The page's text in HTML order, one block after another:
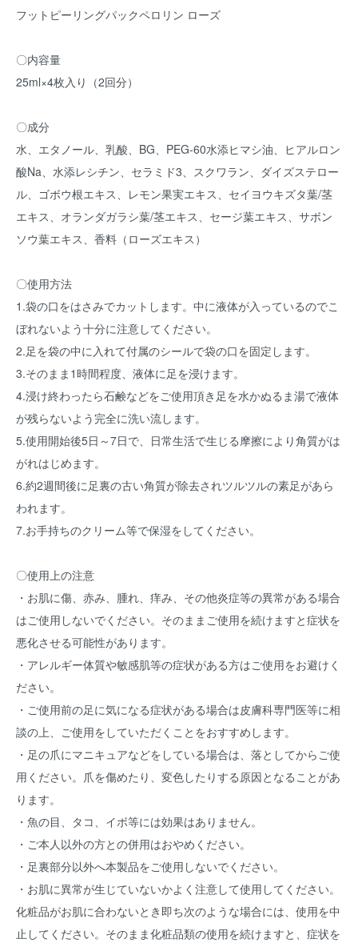
フットピーリングパックペロリン ローズ
〇内容量
25ml×4枚入り（2回分）
〇成分
水、エタノール、乳酸、BG、PEG-60水添ヒマシ油、ヒアルロン
酸Na、水添レシチン、セラミド3、スクワラン、ダイズステロー
ル、ゴボウ根エキス、レモン果実エキス、セイヨウキズタ葉/茎
エキス、オランダガラシ葉/茎エキス、セージ葉エキス、サボン
ソウ葉エキス、香料（ローズエキス）
〇使用方法
1.袋の口をはさみでカットします。中に液体が入っているのでこ
ぼれないよう十分に注意してください。
2.足を袋の中に入れて付属のシールで袋の口を固定します。
3.そのまま1時間程度、液体に足を浸けます。
4.浸け終わったら石鹸などをご使用頂き足を水かぬるま湯で液体
が残らないよう完全に洗い流します。
5.使用開始後5日～7日で、日常生活で生じる摩擦により角質がは
がれはじめます。
6.約2週間後に足裏の古い角質が除去されツルツルの素足があら
われます。
7.お手持ちのクリーム等で保湿をしてください。
〇使用上の注意
・お肌に傷、赤み、腫れ、痒み、その他炎症等の異常がある場合
はご使用しないでください。そのままご使用を続けますと症状を
悪化させる可能性があります。
・アレルギー体質や敏感肌等の症状がある方はご使用をお避けく
ださい。
・ご使用前の足に気になる症状がある場合は皮膚科専門医等に相
談の上、ご使用をしていただくことをおすすめします。
・足の爪にマニキュアなどをしている場合は、落としてからご使
用ください。爪を傷めたり、変色したりする原因となることがあ
ります。
・魚の目、タコ、イボ等には効果はありません。
・ご本人以外の方との併用はおやめください。
・足裏部分以外へ本製品をご使用しないでください。
・お肌に異常が生じていないかよく注意して使用してください。
化粧品がお肌に合わないとき即ち次のような場合には、使用を中
止してください。そのまま化粧品類の使用を続けますと、症状を